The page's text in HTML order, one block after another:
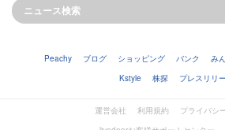
Peachy ブログ ショッピング バンク み
Kstyle
株探 プレスリリ
運営会社 利用規約
プライバシ